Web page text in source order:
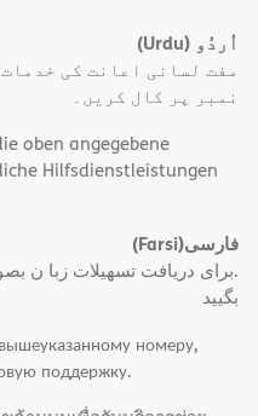
اُردُو (Urdu)
مفت لسانی اعانت کی
نمبر پر کال کریں۔
oben angegebene
Hilfsdienstleistungen
فارسی(Farsi)
.برای دریافت تسهیلات زبا ن
بگیید
номеру,
поддержку.